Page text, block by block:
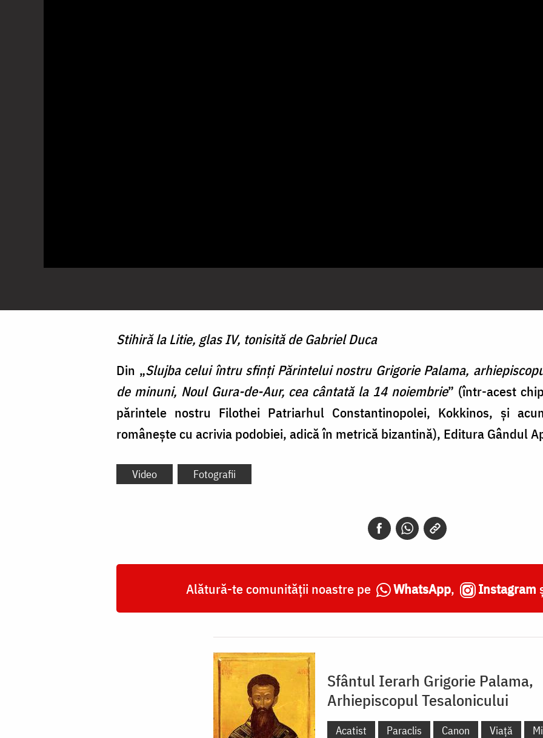
Stihiră la Litie, glas IV, tonisită de Gabriel Duca
Din „Slujba celui întru sfinți Părintelui nostru Grigorie Palama,
de minuni, Noul Gura-de-Aur, cea cântată la 14 noiembrie” (într-acest
părintele nostru Filothei Patriarhul Constantinopolei, Kokkinos, și
românește cu acrivia podobiei, adică în metrică bizantină), Editura Gândul
Video Fotografii
Alătură-te comunității noastre pe WhatsApp, Instagram
Sfântul Ierarh Grigorie Palama,
Arhiepiscopul Tesalonicului
Acatist Paraclis Canon Viață